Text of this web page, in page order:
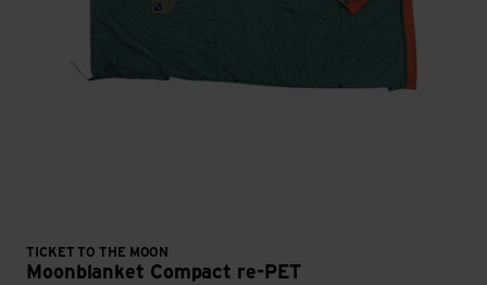
TICKET TO THE MOON
Moonblanket Compact re-PET